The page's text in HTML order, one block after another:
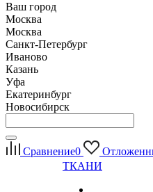
Ваш город
Москва
Москва
Санкт-Петербург
Иваново
Казань
Уфа
Екатеринбург
Новосибирск
Сравнение0
ТКАНИ